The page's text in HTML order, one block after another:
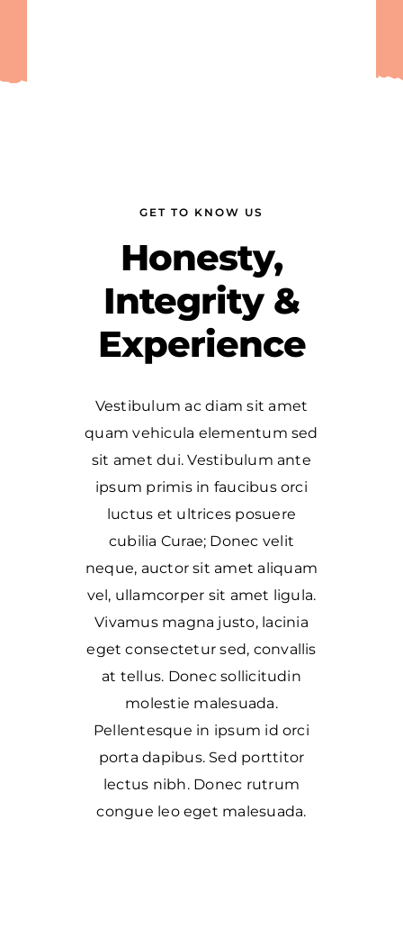
GET TO KNOW US
Honesty,
Integrity &
Experience
Vestibulum ac diam sit amet
quam vehicula elementum sed
sit amet dui. Vestibulum ante
ipsum primis in faucibus orci
luctus et ultrices posuere
cubilia Curae; Donec velit
neque, auctor sit amet aliquam
vel, ullamcorper sit amet ligula.
Vivamus magna justo, lacinia
eget consectetur sed, convallis
at tellus. Donec sollicitudin
molestie malesuada.
Pellentesque in ipsum id orci
porta dapibus. Sed porttitor
lectus nibh. Donec rutrum
congue leo eget malesuada.